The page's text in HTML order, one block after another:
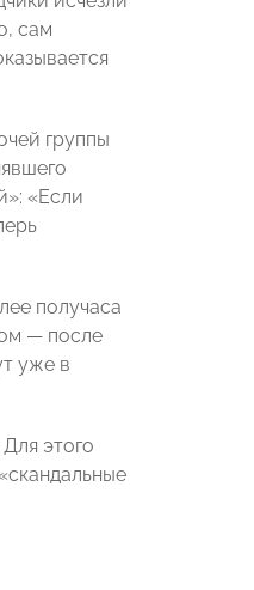
сам
группы
«Если
получаса
— после
уже в
этого